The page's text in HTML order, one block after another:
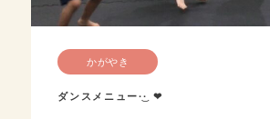
かがやき
ダンスメニュー‪·͜· ❤︎‬